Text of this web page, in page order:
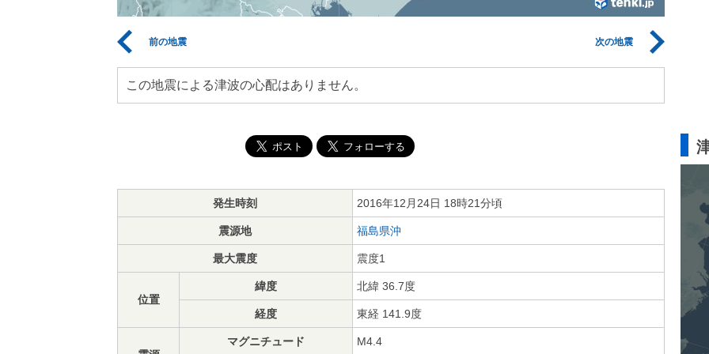
前の地震 次の地震
この地震による津波の心配はありません。
発生時刻 2016年12月24日 18時21分頃
震源地 福島県沖
最大震度 震度1
位置
緯度 北緯 36.7度
経度 東経 141.9度
マグニチュード M4.4